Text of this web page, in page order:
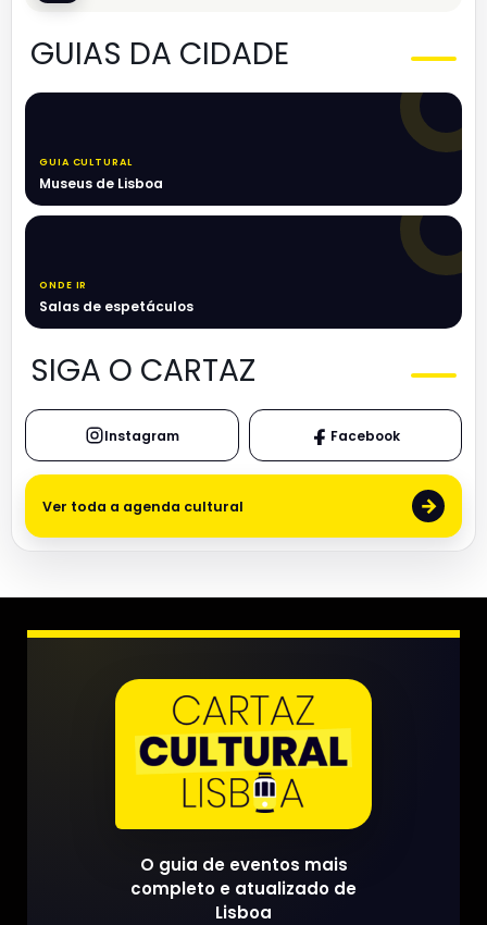
GUIAS DA CIDADE
GUIA CULTURAL
Museus de Lisboa
ONDE IR
Salas de espetáculos
SIGA O CARTAZ
Instagram Facebook
Ver toda a agenda cultural →
O guia de eventos mais
completo e atualizado de
Lisboa